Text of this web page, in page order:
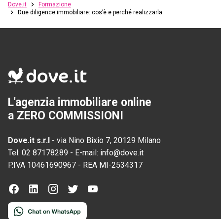
Dove.it
Formazione
Due diligence immobiliare: cos’è e perché realizzarla
L'agenzia immobiliare online
a ZERO COMMISSIONI
Dove.it s.r.l - via Nino Bixio 7, 20129 Milano
Tel: 02 87178289 - E-mail: info@dove.it
P.IVA 10461690967 - REA MI-2534317